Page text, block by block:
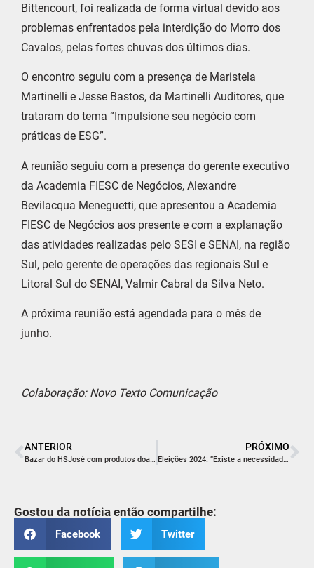
Bittencourt, foi realizada de forma virtual devido aos
problemas enfrentados pela interdição do Morro dos
Cavalos, pelas fortes chuvas dos últimos dias.
O encontro seguiu com a presença de Maristela
Martinelli e Jesse Bastos, da Martinelli Auditores, que
trataram do tema “Impulsione seu negócio com
práticas de ESG”.
A reunião seguiu com a presença do gerente executivo
da Academia FIESC de Negócios, Alexandre
Bevilacqua Meneguetti, que apresentou a Academia
FIESC de Negócios aos presente e com a explanação
das atividades realizadas pelo SESI e SENAI, na região
Sul, pelo gerente de operações das regionais Sul e
Litoral Sul do SENAI, Valmir Cabral da Silva Neto.
A próxima reunião está agendada para o mês de
junho.
Colaboração: Novo Texto Comunicação
ANTERIOR
Bazar do HSJosé com produtos doados pela Receita Federal terá nova data
PRÓXIMO
Eleições 2024: “Existe a necessidade de resolver o problema de cada um no individual”, Duca Zata
Gostou da notícia então compartilhe:
Facebook Twitter